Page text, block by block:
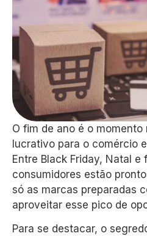
O fim de ano é o
lucrativo para o comércio
Entre Black Friday, Natal e
consumidores estão
só as marcas preparadas
aproveitar esse pico de
Para se destacar, o